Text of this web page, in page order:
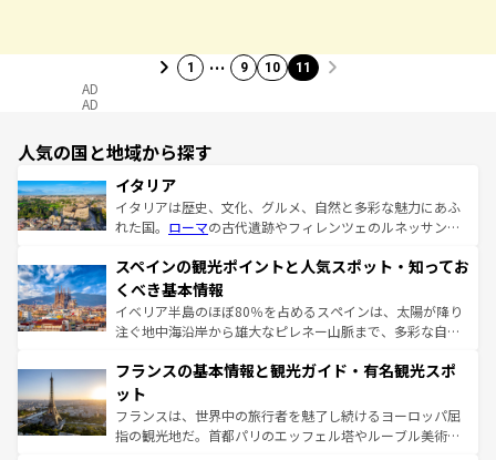
1 … 9 10 11
AD
AD
人気の国と地域から探す
イタリア
イタリアは歴史、文化、グルメ、自然と多彩な魅力にあふ
れた国。 ローマの古代遺跡やフィレンツェのルネッサンス
ろん、トスカーナの美しい田園風景やアマルフィ海岸の絶
景など、自然景観も見逃せない。観光の合間には、本場の
ピザやパスタなど、絶品のイタリア料理を堪能することも
できる。朝目覚めてから夜眠るまで、すべての瞬間を楽し
なお、新着のイタリア情報はコンテンツ一覧を参照してほ
しい。
スペインの観光ポイントと人気スポット・知ってお
くべき基本情報
イベリア半島のほぼ80％を占めるスペインは、太陽が降り
注ぐ地中海沿岸から雄大なピレネー山脈まで、多彩な自然
文化が根付くこの国では、情熱的なフラメンコ、熱気あふ
れる闘牛、そして美味しいタパスが生活の一部となってい
る。首都マドリードの洗練された雰囲気や、バルセロナの
アートに溢れた街角から、地方では古代ローマ遺跡や中世
フランスの基本情報と観光ガイド・有名観光スポ
ット
フランスは、世界中の旅行者を魅了し続けるヨーロッパ屈
指の観光地だ。首都パリのエッフェル塔やルーブル美術館